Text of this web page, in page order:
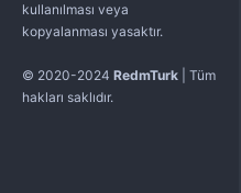
kullanılması veya
kopyalanması yasaktır.
© 2020-2024 RedmTurk | Tüm
hakları saklıdır.